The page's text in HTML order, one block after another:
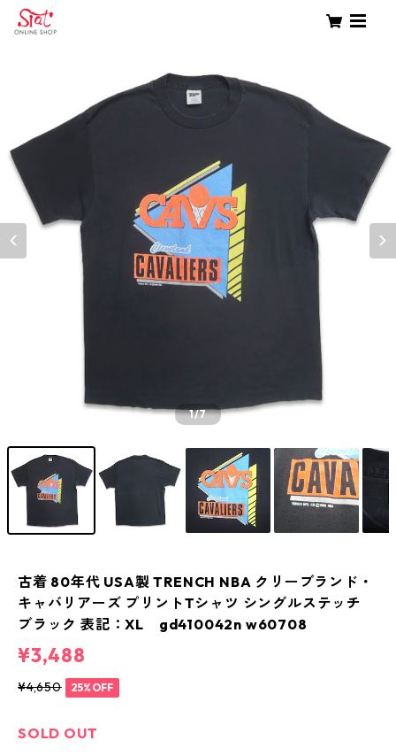
1/7
古着 80年代 USA製 TRENCH NBA クリーブランド・
キャバリアーズ プリントTシャツ シングルステッチ
ブラック 表記：XL gd410042n w60708
¥3,488
¥4,650 25%OFF
SOLD OUT